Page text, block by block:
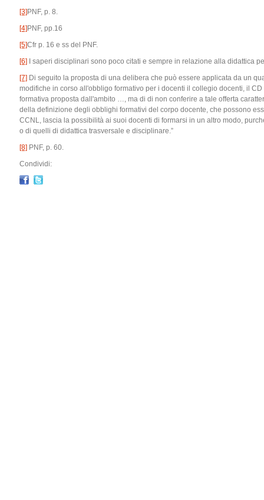
[3] PNF, p. 8.
[4] PNF, pp.16
[5]Cfr p. 16 e ss del PNF.
[6] I saperi disciplinari sono poco citati e sempre in relazione alla didattica
[7] Di seguito la proposta di una delibera che può essere applicata da un
modifiche in corso all'obbligo formativo per i docenti il collegio docenti, il
formativa proposta dall'ambito …, ma di di non conferire a tale offerta
della definizione degli obblighi formativi del corpo docente, che possono
CCNL, lascia la possibilità ai suoi docenti di formarsi in un altro modo,
o di quelli di didattica trasversale e disciplinare.”
[8] PNF, p. 60.
Condividi: